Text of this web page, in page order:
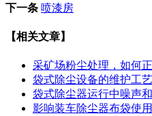
下一条 喷漆房
【相关文章】
采矿场粉尘处理，如何
袋式除尘设备的维护工
袋式除尘器运行中噪声
影响装车除尘器布袋使